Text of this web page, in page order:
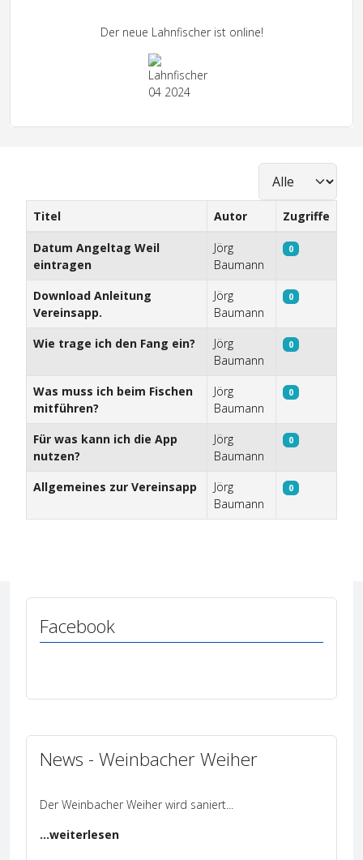
Der neue Lahnfischer ist online!
Anzeige #
Titel Autor Zugriffe
Datum Angeltag Weil
eintragen
Jörg
Baumann
0
Download Anleitung
Vereinsapp.
Jörg
Baumann
0
Wie trage ich den Fang ein?
Jörg
Baumann
0
Was muss ich beim Fischen
mitführen?
Jörg
Baumann
0
Für was kann ich die App
nutzen?
Jörg
Baumann
0
Allgemeines zur Vereinsapp
Jörg
Baumann
0
Facebook
News - Weinbacher Weiher
Der Weinbacher Weiher wird saniert...
...weiterlesen